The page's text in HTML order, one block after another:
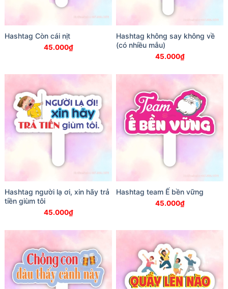
Hashtag Còn cái nịt
45.000₫
Hashtag không say không về
(có nhiều mẫu)
45.000₫
Hashtag người lạ ơi, xin hãy trả
tiền giùm tôi
45.000₫
Hashtag team Ế bền vững
45.000₫